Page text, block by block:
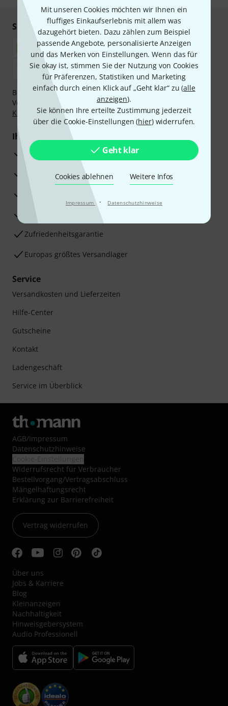
Mit unseren Cookies möchten wir Ihnen ein
fluffiges Einkaufserlebnis mit allem was
dazugehört bieten. Dazu zählen zum Beispiel
passende Angebote, personalisierte Anzeigen
und das Merken von Einstellungen. Wenn das für
Sie okay ist, stimmen Sie der Nutzung von Cookies
für Präferenzen, Statistiken und Marketing
einfach durch einen Klick auf „Geht klar“ zu (alle
anzeigen).
Sie können Ihre erteilte Zustimmung jederzeit
über die Cookie-Einstellungen (hier) widerrufen.
Geht klar
Cookies ablehnen Weitere Infos
Impressum · Datenschutzhinweise
Sicher einkaufen & bezahlen
Bezahlen Sie vertraulich und sicher per Nachnahme,
Vorkasse, PayPal, Amazon Pay,Klarna Sofort bezahlen
Klarna Ratenzahlungoder Kreditkarte.
Ihre Vorteile
3 Jahre Thomann Garantie
30 Tage Money-Back-Garantie
Beratung durch Fachexperten
Zufriedenheitsgarantie
Europas größtes Versandlager
Service
Versandkosten und Lieferzeiten
Hilfe-Center
Gutscheine
Kontakt
Ladengeschäft
Service im Überblick
AGB/Impressum
Datenschutzhinweise
Widerrufsrecht für Verbraucher
Bestellvorgang/Vertragsabschluss
Mängelhaftungsrecht
Erklärung zur Barrierefreiheit
Vertrag widerrufen
Über uns
Jobs & Karriere
Blog
Kleinanzeigen
Nachhaltigkeit
Hinweisgebersystem
Audio Professionell